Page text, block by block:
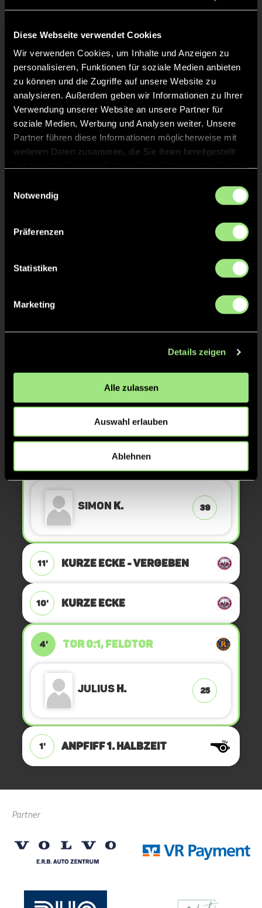
Diese Webseite verwendet Cookies
Wir verwenden Cookies, um Inhalte und Anzeigen zu
personalisieren, Funktionen für soziale Medien anbieten
zu können und die Zugriffe auf unsere Website zu
analysieren. Außerdem geben wir Informationen zu Ihrer
Verwendung unserer Website an unsere Partner für
soziale Medien, Werbung und Analysen weiter. Unsere
Partner führen diese Informationen möglicherweise mit
weiteren Daten zusammen, die Sie ihnen bereitgestellt
Notwendig
Präferenzen
Statistiken
Marketing
Details zeigen
Alle zulassen
Auswahl erlauben
Ablehnen
KURZE ECKE - VERGEBEN
20' KURZE ECKE
17' TOR 1:3, KURZE ECKE - TOR
JuliusH. 25
16'
TOR 1:2, KURZE ECKE - TOR
ANPFIFF 2. Halbzeit
ABPFIFF 1. Halbzeit
TOR 1:1, FELDTOR
Simon K. 39
11' KURZE ECKE - VERGEBEN
10' KURZE ECKE
4' TOR 0:1, FELDTOR
JuliusH. 25
1' ANPFIFF 1. Halbzeit
Partner